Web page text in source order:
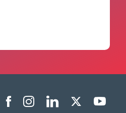
Menu liens sociaux